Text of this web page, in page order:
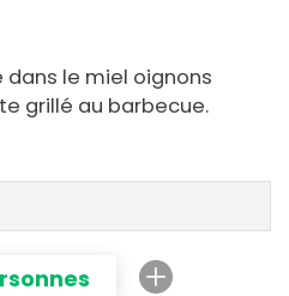
le miel oignons
grillé au barbecue.